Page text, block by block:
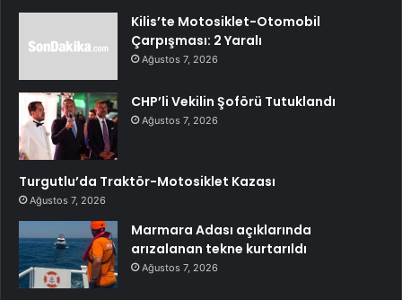
Kilis’te Motosiklet-Otomobil
Çarpışması: 2 Yaralı
Ağustos 7, 2026
CHP’li Vekilin Şoförü Tutuklandı
Ağustos 7, 2026
Turgutlu’da Traktör-Motosiklet Kazası
Ağustos 7, 2026
Marmara Adası açıklarında
arızalanan tekne kurtarıldı
Ağustos 7, 2026